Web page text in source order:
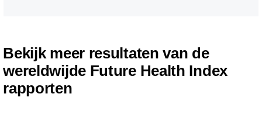
Bekijk meer resultaten van de
wereldwijde Future Health Index
rapporten